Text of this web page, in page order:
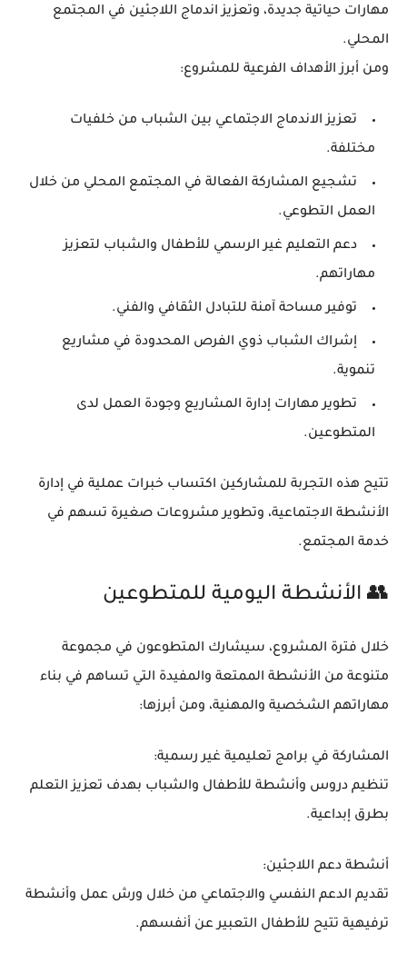
مهارات حياتية جديدة، وتعزيز اندماج اللاجئين في المجتمع
المحلي.
ومن أبرز الأهداف الفرعية للمشروع:
تعزيزالاندماج الاجتماعي بين الشباب من خلفيات
مختلفة.
تشجيع المشاركة الفعالة في المجتمع المحلي من خلال
العمل التطوعي.
دعم التعليم غير الرسمي للأطفال والشباب لتعزيز
مهاراتهم.
توفير مساحة آمنة للتبادل الثقافي والفني.
إشراك الشباب ذوي الفرص المحدودة في مشاريع
تنموية.
تطوير مهارات إدارة المشاريع وجودة العمل لدى
المتطوعين.
تتيح هذه التجربة للمشاركين اكتساب خبرات عملية في إدارة
الأنشطة الاجتماعية، وتطويرمشروعات صغيرة تسهم في
خدمة المجتمع.
👥 الأنشطة اليومية للمتطوعين
خلال فترة المشروع، سيشارك المتطوعون في مجموعة
متنوعة من الأنشطة الممتعة والمفيدة التي تساهم في بناء
مهاراتهم الشخصية والمهنية، ومن أبرزها:
المشاركة في برامج تعليمية غير رسمية:
تنظيم دروس وأنشطة للأطفال والشباب بهدف تعزيز التعلم
بطرق إبداعية.
أنشطة دعم اللاجئين:
تقديم الدعم النفسي والاجتماعي من خلال ورش عمل وأنشطة
ترفيهية تتيح للأطفال التعبير عن أنفسهم.